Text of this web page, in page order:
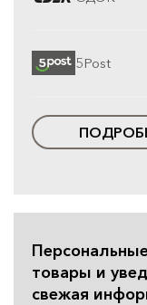
5Post
товары и
свежая